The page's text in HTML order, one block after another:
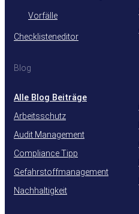
Vorfälle
Checklisteneditor
Blog
Alle Blog Beiträge
Arbeitsschutz
Audit Management
Compliance Tipp
Gefahrstoffmanagement
Nachhaltigkeit